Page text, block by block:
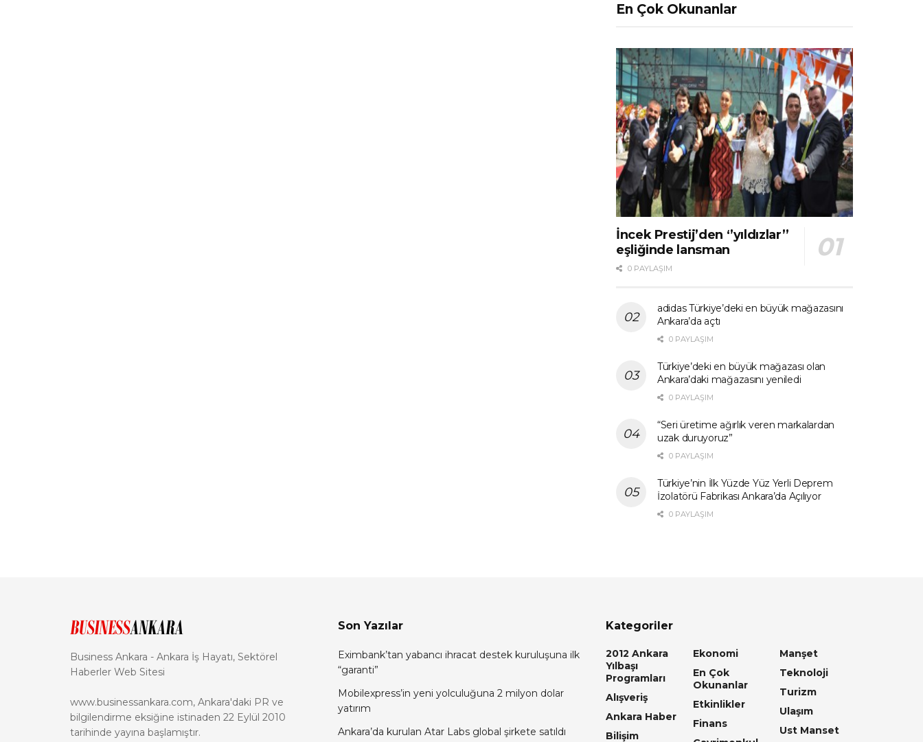
En Çok Okunanlar
İncek Prestij’den ‘’yıldızlar’’
eşliğinde lansman
0 PAYLAŞIM
adidas Türkiye’deki en büyük mağazasını
Ankara’da açtı
0 PAYLAŞIM
Türkiye’deki en büyük mağazası olan
Ankara’daki mağazasını yeniledi
0 PAYLAŞIM
“Seri üretime ağırlık veren markalardan
uzak duruyoruz”
0 PAYLAŞIM
Türkiye’nin İlk Yüzde Yüz Yerli Deprem
İzolatörü Fabrikası Ankara’da Açılıyor
0 PAYLAŞIM
Business Ankara - Ankara İş Hayatı, Sektörel
Haberler Web Sitesi
www.businessankara.com, Ankara'daki PR ve
bilgilendirme eksiğine istinaden 22 Eylül 2010
tarihinde yayına başlamıştır.
Son Yazılar
Eximbank’tan yabancı ihracat destek kuruluşuna ilk
“garanti”
Mobilexpress’in yeni yolculuğuna 2 milyon dolar
yatırım
Ankara’da kurulan Atar Labs global şirkete satıldı
Kategoriler
2012 Ankara
Yılbaşı
Programları
Alışveriş
Ankara Haber
Bilişim
Ekonomi
En Çok
Okunanlar
Etkinlikler
Finans
Manşet
Teknoloji
Turizm
Ulaşım
Ust Manset